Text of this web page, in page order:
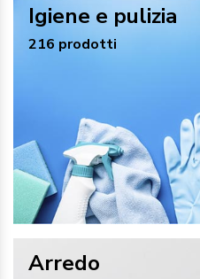
Igiene e pulizia
216 prodotti
Arredo